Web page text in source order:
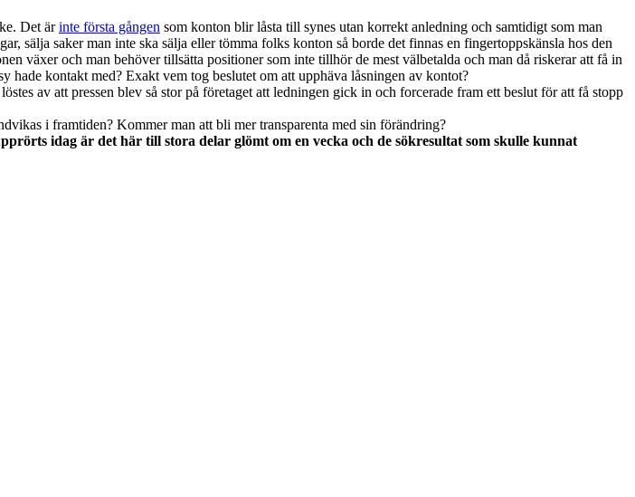
Det ärinte första gången som konton blir låsta till synes utan korrekt anledning och samtidigt som man
sälja saker man inte ska sälja eller tömma folks konton så borde det finnas en fingertoppskänsla hos den
växer och man behöver tillsätta positioner som inte tillhör de mest välbetalda och man då riskerar att få in
hade kontakt med? Exakt vem tog beslutet om att upphäva låsningen av kontot?
av att pressen blev så stor på företaget att ledningen gick in och forcerade fram ett beslut för att få stopp
i framtiden? Kommer man att bli mer transparenta med sin förändring?
idag är det här till stora delar glömt om en vecka och de sökresultat som skulle kunnat